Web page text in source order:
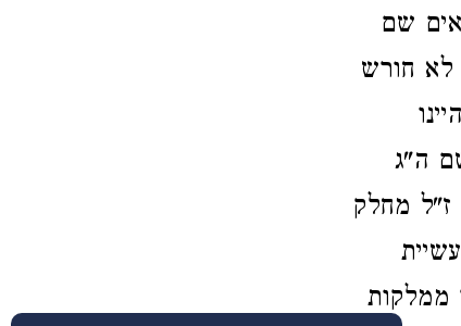
שם
לא חורש
ה"ג
ז"ל מחלק
ממלקות